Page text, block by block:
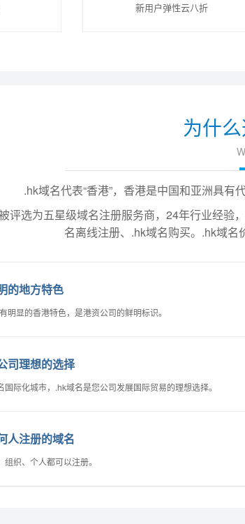
新用户弹性云八折
为什
.hk域名代表“香港”，香港是中国和亚洲具有
评选为五星级域名注册服务商，24年行业经验
名离线注册、.hk域名购买。.hk域名
的地方特色
明显的香港特色，是港资公司的鲜明标识。
司理想的选择
国际化城市，.hk域名是您公司发展国际贸易的理想选择。
人注册的域名
组织、个人都可以注册。